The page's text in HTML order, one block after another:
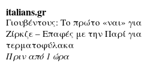
italians.gr
Γιουβέντους: Το πρώτο «ναι» για
Ζίρκζε – Επαφές με την Παρί για
τερματοφύλακα
Πριν από 1 ώρα